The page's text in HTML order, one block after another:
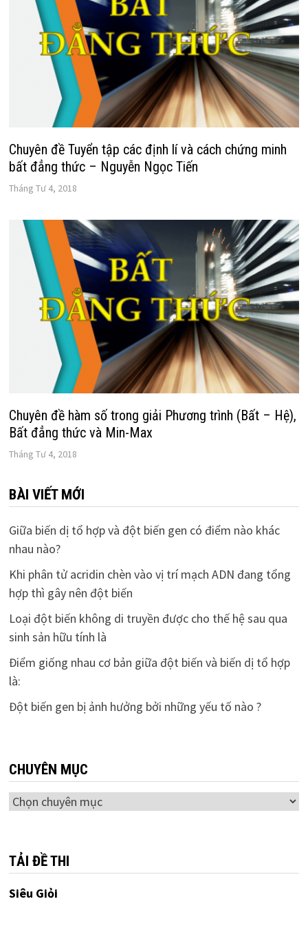
Chuyên đề Tuyển tập các định lí và cách chứng minh
bất đẳng thức – Nguyễn Ngọc Tiến
Tháng Tư 4, 2018
Chuyên đề hàm số trong giải Phương trình (Bất – Hệ),
Bất đẳng thức và Min-Max
Tháng Tư 4, 2018
BÀI VIẾT MỚI
Giữa biến dị tổ hợp và đột biến gen có điểm nào khác
nhau nào?
Khi phân tử acridin chèn vào vị trí mạch ADN đang tổng
hợp thì gây nên đột biến
Loại đột biến không di truyền được cho thế hệ sau qua
sinh sản hữu tính là
Điểm giống nhau cơ bản giữa đột biến và biến dị tổ hợp
là:
Đột biến gen bị ảnh hưởng bởi những yếu tố nào ?
CHUYÊN MỤC
Chuyên
TẢI ĐỀ THI
Siêu Giỏi